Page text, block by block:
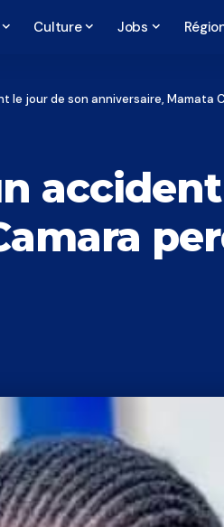
Culture Jobs
le jour de son anniversaire, Mamata